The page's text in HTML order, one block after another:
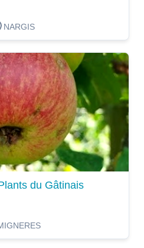
NARGIS
du Gâtinais